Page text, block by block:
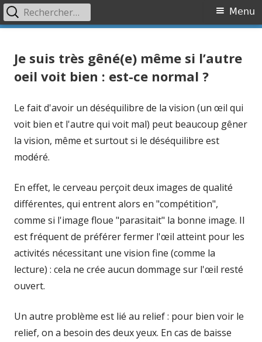
content
Primary
Menu
Rechercher :
Je suis très gêné(e) même si l’autre
oeil voit bien : est-ce normal ?
Le fait d'avoir un déséquilibre de la vision (un œil qui
voit bien et l'autre qui voit mal) peut beaucoup gêner
la vision, même et surtout si le déséquilibre est
modéré.
En effet, le cerveau perçoit deux images de qualité
différentes, qui entrent alors en "compétition",
comme si l'image floue "parasitait" la bonne image. Il
est fréquent de préférer fermer l'œil atteint pour les
activités nécessitant une vision fine (comme la
lecture) : cela ne crée aucun dommage sur l'œil resté
ouvert.
Un autre problème est lié au relief : pour bien voir le
relief, on a besoin des deux yeux. En cas de baisse